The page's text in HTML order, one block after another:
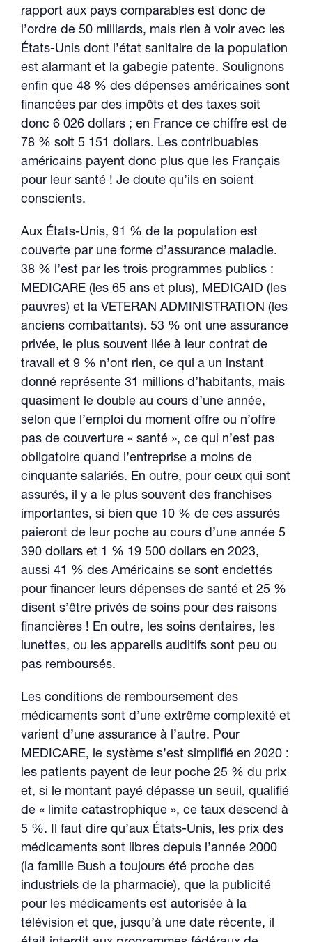
rapport aux pays comparables est donc de
l’ordre de 50 milliards, mais rien à voir avec les
États-Unis dont l’état sanitaire de la population
est alarmant et la gabegie patente. Soulignons
enfin que 48 % des dépenses américaines sont
financées par des impôts et des taxes soit
donc 6 026 dollars ; en France ce chiffre est de
78 % soit 5 151 dollars. Les contribuables
américains payent donc plus que les Français
pour leur santé ! Je doute qu’ils en soient
conscients.
Aux États-Unis, 91 % de la population est
couverte par une forme d’assurance maladie.
38 % l’est par les trois programmes publics :
MEDICARE (les 65 ans et plus), MEDICAID (les
pauvres) et la VETERAN ADMINISTRATION (les
anciens combattants). 53 % ont une assurance
privée, le plus souvent liée à leur contrat de
travail et 9 % n’ont rien, ce qui a un instant
donné représente 31 millions d’habitants, mais
quasiment le double au cours d’une année,
selon que l’emploi du moment offre ou n’offre
pas de couverture « santé », ce qui n’est pas
obligatoire quand l’entreprise a moins de
cinquante salariés. En outre, pour ceux qui sont
assurés, il y a le plus souvent des franchises
importantes, si bien que 10 % de ces assurés
paieront de leur poche au cours d’une année 5
390 dollars et 1 % 19 500 dollars en 2023,
aussi 41 % des Américains se sont endettés
pour financer leurs dépenses de santé et 25 %
disent s’être privés de soins pour des raisons
financières ! En outre, les soins dentaires, les
lunettes, ou les appareils auditifs sont peu ou
pas remboursés.
Les conditions de remboursement des
médicaments sont d’une extrême complexité et
varient d’une assurance à l’autre. Pour
MEDICARE, le système s’est simplifié en 2020 :
les patients payent de leur poche 25 % du prix
et, si le montant payé dépasse un seuil, qualifié
de « limite catastrophique », ce taux descend à
5 %. Il faut dire qu’aux États-Unis, les prix des
médicaments sont libres depuis l’année 2000
(la famille Bush a toujours été proche des
industriels de la pharmacie), que la publicité
pour les médicaments est autorisée à la
télévision et que, jusqu’à une date récente, il